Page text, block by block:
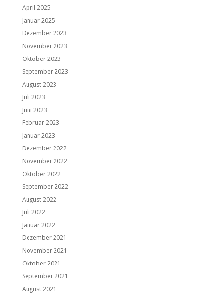
April 2025
Januar 2025
Dezember 2023
November 2023
Oktober 2023
September 2023
August 2023
Juli 2023
Juni 2023
Februar 2023
Januar 2023
Dezember 2022
November 2022
Oktober 2022
September 2022
August 2022
Juli 2022
Januar 2022
Dezember 2021
November 2021
Oktober 2021
September 2021
August 2021